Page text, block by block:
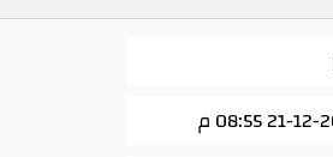
08:55 م